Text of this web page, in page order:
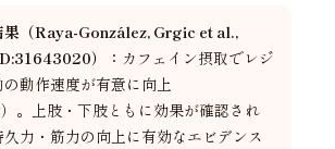
果（Raya-González, Grgic et al.,
）： カフェイン摂取でレジ
動作速度が有意に向上
）。上肢・下肢ともに効果が確認され
力・筋力の向上に有効なエビデンス